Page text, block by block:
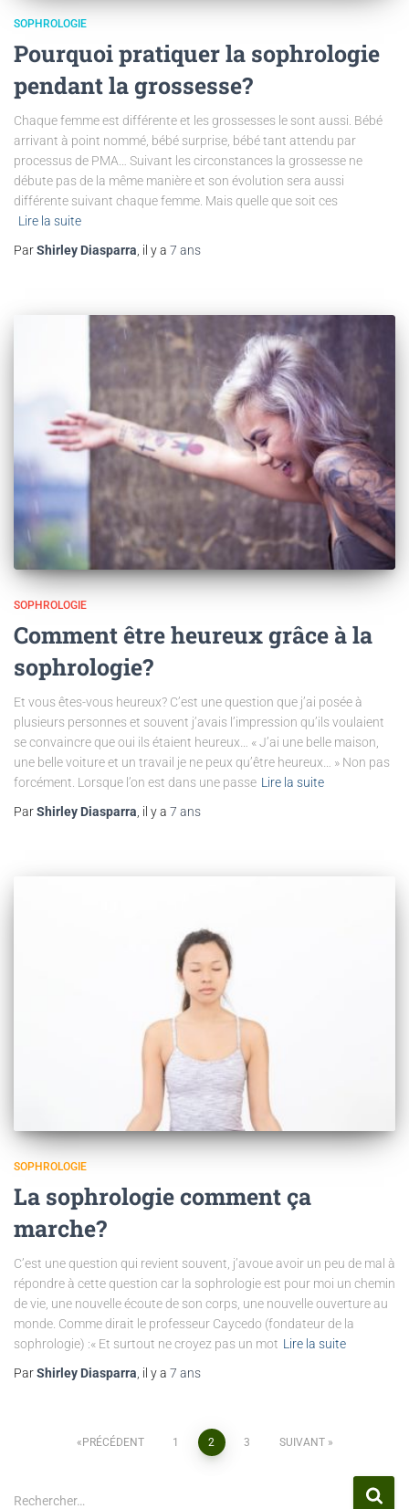
SOPHROLOGIE
Pourquoi pratiquer la sophrologie
pendant la grossesse?
Chaque femme est différente et les grossesses le sont aussi. Bébé
arrivant à point nommé, bébé surprise, bébé tant attendu par
processus de PMA… Suivant les circonstances la grossesse ne
débute pas de la même manière et son évolution sera aussi
différente suivant chaque femme. Mais quelle que soit ces
Lire la suite
ParShirley Diasparra, il y a 7 ans
SOPHROLOGIE
Comment être heureux grâce à la
sophrologie?
Et vous êtes-vous heureux? C’est une question que j’ai posée à
plusieurs personnes et souvent j’avais l’impression qu’ils voulaient
se convaincre que oui ils étaient heureux… « J’ai une belle maison,
une belle voiture et un travail je ne peux qu’être heureux… » Non pas
forcément. Lorsque l’on est dans une passe Lire la suite
ParShirley Diasparra , il y a 7 ans
SOPHROLOGIE
La sophrologie comment ça
marche?
C’est une question qui revient souvent, j’avoue avoir un peu de mal à
répondre à cette question car la sophrologie est pour moi un chemin
de vie, une nouvelle écoute de son corps, une nouvelle ouverture au
monde. Comme dirait le professeur Caycedo (fondateur de la
sophrologie) :« Et surtout ne croyez pas un mot Lire la suite
ParShirley Diasparra , il y a 7 ans
PRÉCÉDENT 1 2 3 SUIVANT
Rechercher…